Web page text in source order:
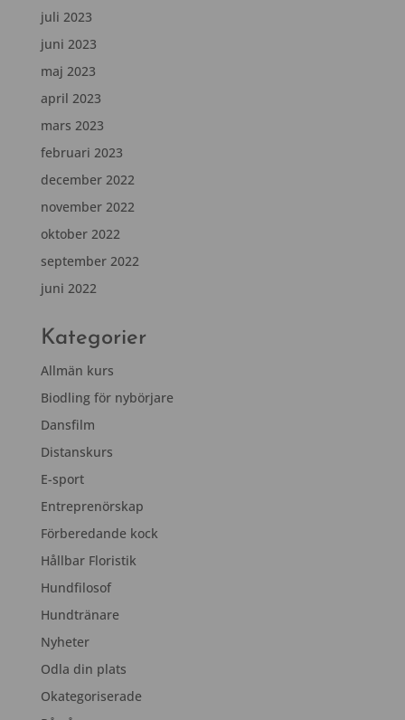
juli 2023
juni 2023
maj 2023
april 2023
mars 2023
februari 2023
december 2022
november 2022
oktober 2022
september 2022
juni 2022
Kategorier
Allmän kurs
Biodling för nybörjare
Dansfilm
Distanskurs
E-sport
Entreprenörskap
Förberedande kock
Hållbar Floristik
Hundfilosof
Hundtränare
Nyheter
Odla din plats
Okategoriserade